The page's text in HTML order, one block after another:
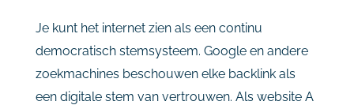
Je kunt het internet zien als een continu
democratisch stemsysteem. Google en andere
zoekmachines beschouwen elke backlink als
een digitale stem van vertrouwen. Als website A